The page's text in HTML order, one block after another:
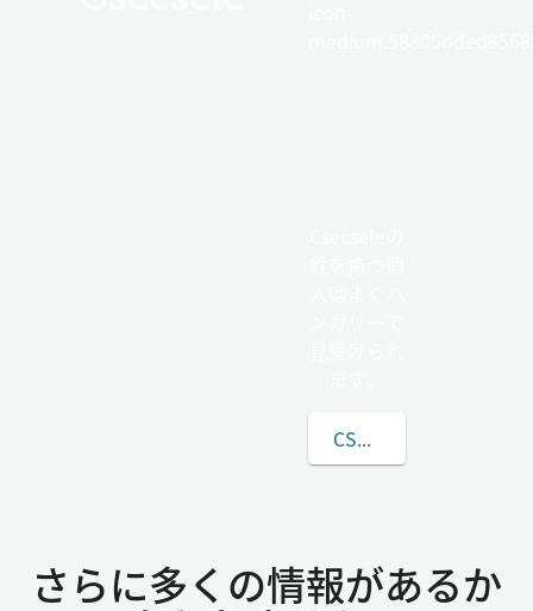
CSECSELEの姓につい
さらに多くの情報があるか